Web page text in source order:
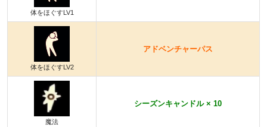
体をほぐすLV1
体をほぐすLV2
アドベンチャーパス
魔法
シーズンキャンドル × 10